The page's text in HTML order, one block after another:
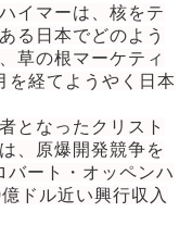
イマーは、核をテ
る日本でどのよう
草の根マーケティ
を経てようやく日本
となったクリスト
、原爆開発競争を
バート・オッペンハ
ドル近い興行収入